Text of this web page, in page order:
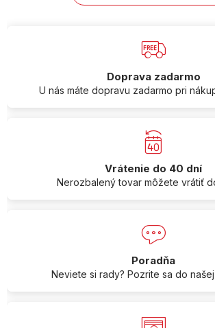
Doprava zadarmo
U nás máte dopravu zadarmo pri
Vrátenie do 40 dní
Nerozbalený tovar môžete vrátiť
Poradňa
Neviete si rady? Pozrite sa do